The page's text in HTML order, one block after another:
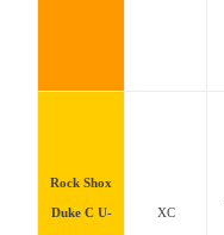
Rock Shox
Duke C U- XC